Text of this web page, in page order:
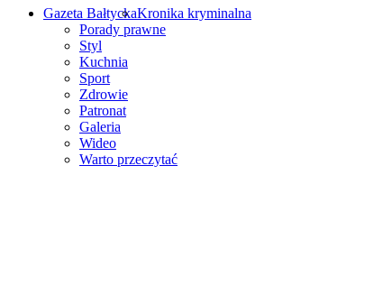
Gazeta BałtyckaKronika kryminalna
Porady prawne
Styl
Kuchnia
Sport
Zdrowie
Patronat
Galeria
Wideo
Warto przeczytać